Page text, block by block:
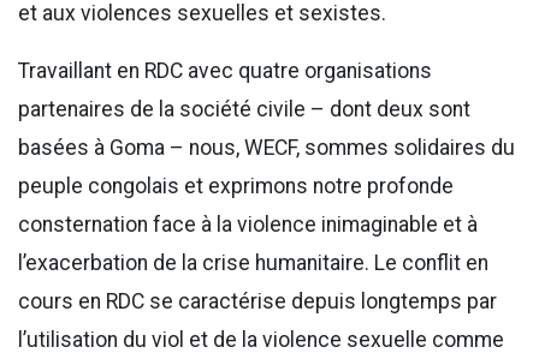
et aux violences sexuelles et sexistes.
Travaillant en RDC avec quatre organisations
partenaires de la société civile – dont deux sont
basées à Goma – nous, WECF, sommes solidaires du
peuple congolais et exprimons notre profonde
consternation face à la violence inimaginable et à
l’exacerbation de la crise humanitaire. Le conflit en
cours en RDC se caractérise depuis longtemps par
l’utilisation du viol et de la violence sexuelle comme